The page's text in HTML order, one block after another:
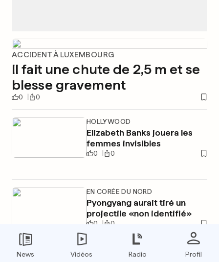
ACCIDENT À LUXEMBOURG
Il fait une chute de 2,5 m et se
blesse gravement
0 0
HOLLYWOOD
Elizabeth Banks jouera les
femmes invisibles
0 0
EN CORÉE DU NORD
Pyongyang aurait tiré un
projectile «non identifié»
0 0
News Vidéos Radio Profil